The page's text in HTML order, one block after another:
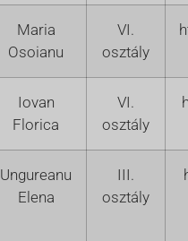
Maria
Osoianu
VI.
osztály
Iovan
Florica
VI.
osztály
Ungureanu
Elena
III.
osztály